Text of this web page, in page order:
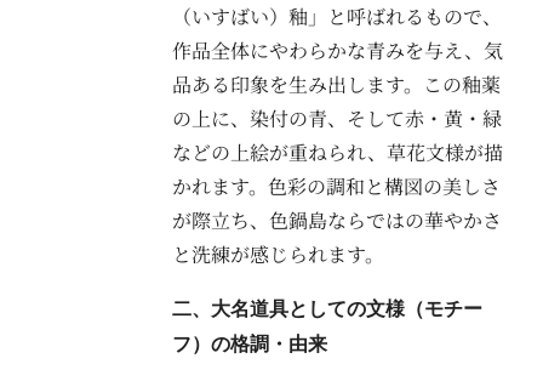
（いすばい）釉」と呼ばれるもので、
作品全体にやわらかな青みを与え、気
品ある印象を生み出します。この釉薬
の上に、染付の青、そして赤・黄・緑
などの上絵が重ねられ、草花文様が描
かれます。色彩の調和と構図の美しさ
が際立ち、色鍋島ならではの華やかさ
と洗練が感じられます。
二、大名道具としての文様（モチー
フ）の格調・由来